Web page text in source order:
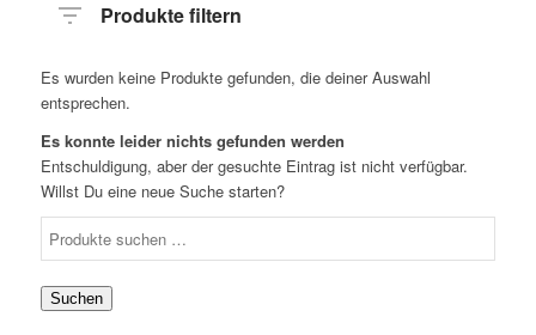
Produkte filtern
Es wurden keine Produkte gefunden, die deiner Auswahl
entsprechen.
Es konnte leider nichts gefunden werden
Entschuldigung, aber der gesuchte Eintrag ist nicht verfügbar.
Willst Du eine neue Suche starten?
Suchen